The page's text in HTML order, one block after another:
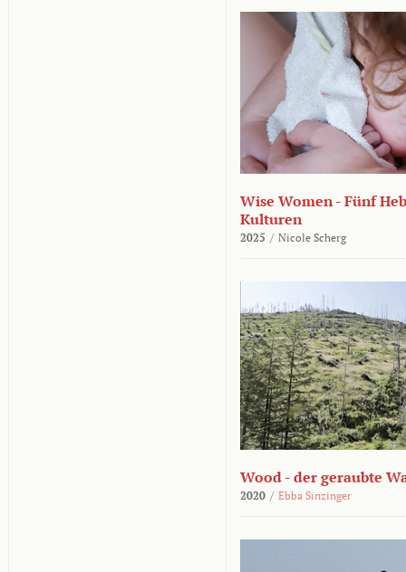
Wise Women - Fünf
Kulturen
2025 / Nicole Scherg
Wood - der geraubte
2020 / Ebba Sinzinger